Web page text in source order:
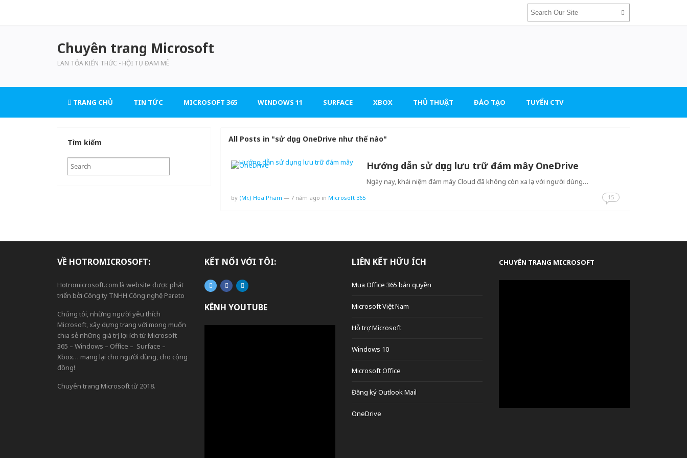
Chuyên trang Microsoft
LAN TỎA KIẾN THỨC - HỘI TỤ ĐAM MÊ
TRANG CHỦ TIN TỨC MICROSOFT 365 WINDOWS 11 SURFACE XBOX THỦ THUẬT ĐÀO TẠO TUYỂN CTV
All Posts in "sử dụng OneDrive như thế nào"
Hướng dẫn sử dụng lưu trữ đám mây OneDrive
Ngày nay, khái niệm đám mây Cloud đã không còn xa lạ với người dùng…
by (Mr.) Hoa Pham — 7 năm ago in Microsoft 365 15
Tìm kiếm
VỀ HOTROMICROSOFT:
Hotromicrosoft.com là website được phát
triển bởi Công ty TNHH Công nghệ Pareto
Chúng tôi, những người yêu thích
Microsoft, xây dựng trang với mong muốn
chia sẻ những giá trị, lợi ích từ Microsoft
365 – Windows – Office – Surface –
Xbox… mang lại cho người dùng, cho cộng
đồng!
Chuyên trang Microsoft từ 2018.
KẾT NỐI VỚI TÔI:
KÊNH YOUTUBE
LIÊN KẾT HỮU ÍCH
Mua Office 365 bản quyền
Microsoft Việt Nam
Hỗ trợ Microsoft
Windows 10
Microsoft Office
Đăng ký Outlook Mail
OneDrive
CHUYÊN TRANG MICROSOFT